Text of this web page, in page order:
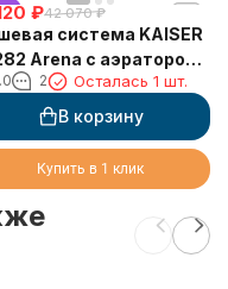
₽42 070 ₽
система KAISER
Arena с аэратором,
2 Осталась 1 шт.
В корзину
Купить в 1 клик